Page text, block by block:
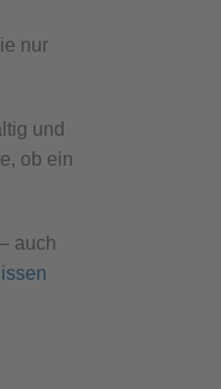
nur
und
ob ein
auch